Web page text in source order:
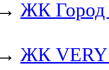
→ ЖК Город
→ ЖК VERY